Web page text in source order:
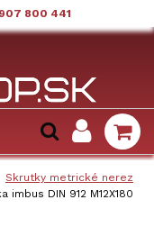
800 441
Skrutky metrické nerez
imbus DIN 912 M12X180